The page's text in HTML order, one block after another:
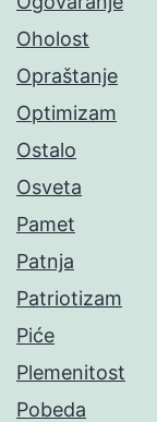
Oholost
Opraštanje
Optimizam
Ostalo
Osveta
Pamet
Patnja
Patriotizam
Piće
Plemenitost
Pobeda